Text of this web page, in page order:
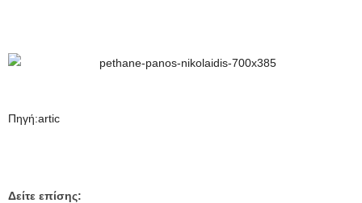
Πηγή:artic
Δείτε επίσης: